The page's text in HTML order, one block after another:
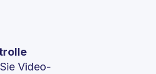
Video-